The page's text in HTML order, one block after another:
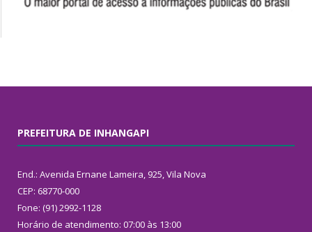
PREFEITURA DE INHANGAPI
End.: Avenida Ernane Lameira, 925, Vila Nova
CEP: 68770-000
Fone: (91) 2992-1128
Horário de atendimento: 07:00 às 13:00